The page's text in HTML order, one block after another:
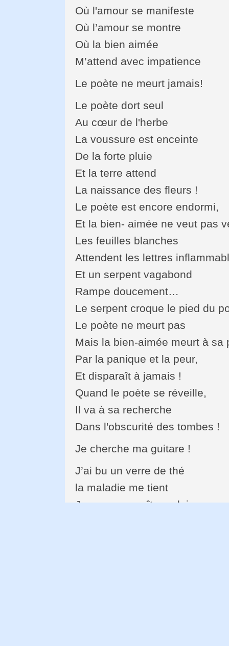
Où l'amour se manifeste
Où l’amour se montre
Où la bien aimée
M’attend avec impatience
Le poète ne meurt jamais!
Le poète dort seul
Au cœur de l'herbe
La voussure est enceinte
De la forte pluie
Et la terre attend
La naissance des fleurs !
Le poète est encore endormi,
Et la bien- aimée ne veut pas
Les feuilles blanches
Attendent les lettres
Et un serpent vagabond
Rampe doucement…
Le serpent croque le pied du
Le poète ne meurt pas
Mais la bien-aimée meurt à sa
Par la panique et la peur,
Et disparaît à jamais !
Quand le poète se réveille,
Il va à sa recherche
Dans l'obscurité des tombes !
Je cherche ma guitare !
J’ai bu un verre de thé
la maladie me tient
Je veux connaître celui